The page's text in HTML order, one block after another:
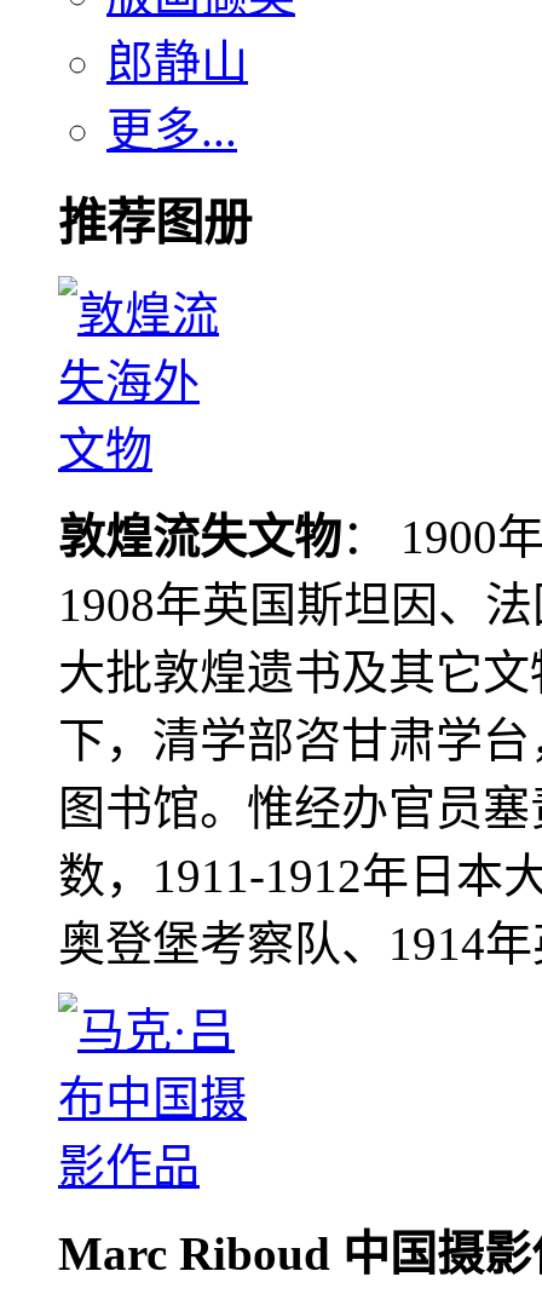
郎静山
更多...
推荐图册
敦煌流失文物： 1900
1908年英国斯坦因、
大批敦煌遗书及其它
下，清学部咨甘肃学
图书馆。惟经办官员
数，1911-1912年日本
奥登堡考察队、1914
Marc Riboud 中国摄